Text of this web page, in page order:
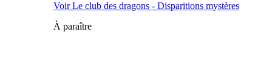
Voir Le club des dragons - Disparitions mystères
À paraître